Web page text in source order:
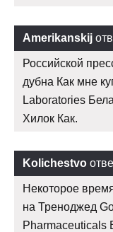
Amerikanskij
Российской
дубна Как мне
Laboratories
Хилок Как.
Kolichestvo
Некоторое
на Треноджед
Pharmaceuticals